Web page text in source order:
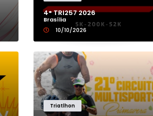
DISTRITO FEDERAL
GOIÁS
MARANHÃO
15K
162K
4° TRI257 2026
Brasília
10/10/2026
Triatlhon